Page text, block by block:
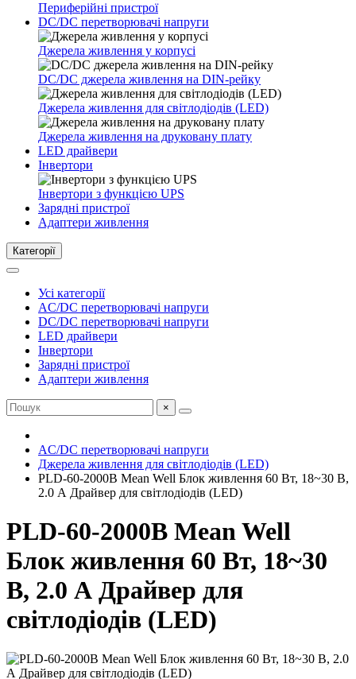
Периферійні пристрої
DC/DC перетворювачі напруги
Джерела живлення у корпусі
DC/DC джерела живлення на DIN-рейку
Джерела живлення для світлодіодів (LED)
Джерела живлення на друковану плату
LED драйвери
Інвертори
Інвертори з функцією UPS
Зарядні пристрої
Адаптери живлення
Категорії
Усі категорії
AC/DC перетворювачі напруги
DC/DC перетворювачі напруги
LED драйвери
Інвертори
Зарядні пристрої
Адаптери живлення
×
AC/DC перетворювачі напруги
Джерела живлення для світлодіодів (LED)
PLD-60-2000B Mean Well Блок живлення 60 Вт, 18~30 В,
2.0 А Драйвер для світлодіодів (LED)
PLD-60-2000B Mean Well
Блок живлення 60 Вт, 18~30
В, 2.0 А Драйвер для
світлодіодів (LED)